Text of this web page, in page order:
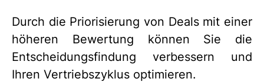
Durch die Priorisierung von Deals mit einer
höheren Bewertung können Sie die
Entscheidungsfindung verbessern und
Ihren Vertriebszyklus optimieren.